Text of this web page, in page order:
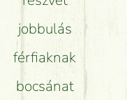
jobbulás
férfiaknak
bocsánat